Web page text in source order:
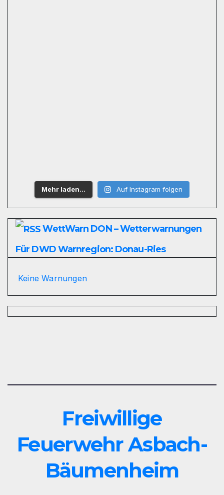
Mehr laden… Auf Instagram folgen
WettWarn DON – Wetterwarnungen
Für DWD Warnregion: Donau-Ries
Keine Warnungen
Freiwillige
Feuerwehr Asbach-
Bäumenheim